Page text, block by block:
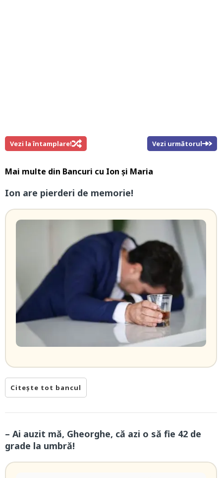
Vezi la întamplare! Vezi următorul
Mai multe din Bancuri cu Ion și Maria
Ion are pierderi de memorie!
Citește tot bancul
– Ai auzit mă, Gheorghe, că azi o să fie 42 de
grade la umbră!